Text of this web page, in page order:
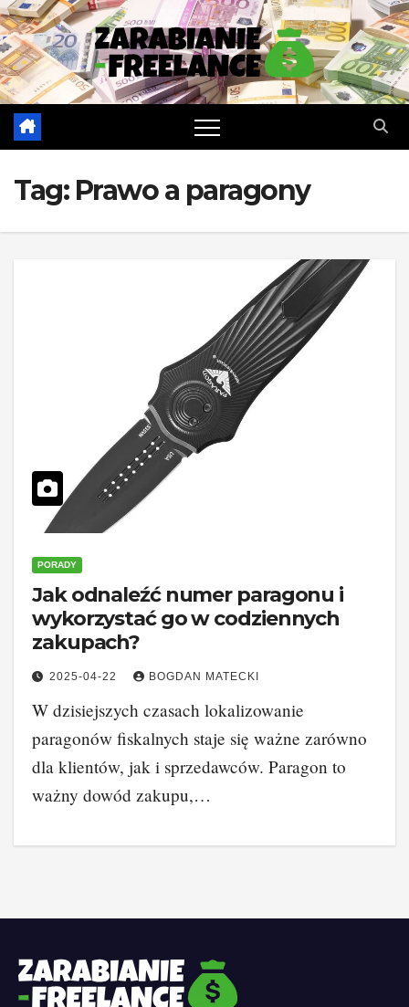
Skip
to
content
Tag: Prawo a paragony
PORADY
Jak odnaleźć numer paragonu i
wykorzystać go w codziennych
zakupach?
2025-04-22 BOGDAN MATECKI
W dzisiejszych czasach lokalizowanie
paragonów fiskalnych staje się ważne zarówno
dla klientów, jak i sprzedawców. Paragon to
ważny dowód zakupu,…